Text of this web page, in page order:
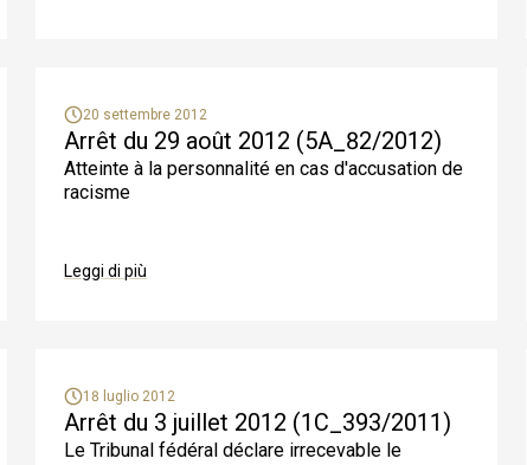
20 settembre 2012
Arrêt du 29 août 2012 (5A_82/2012)
Atteinte à la personnalité en cas d'accusation de
racisme
Leggi di più
18 luglio 2012
Arrêt du 3 juillet 2012 (1C_393/2011)
Le Tribunal fédéral déclare irrecevable le